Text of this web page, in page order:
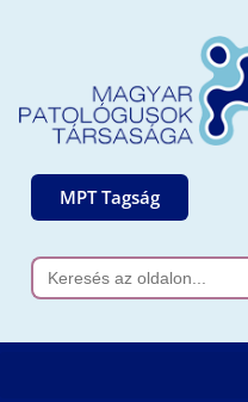
MPT Tagság
Search
for: